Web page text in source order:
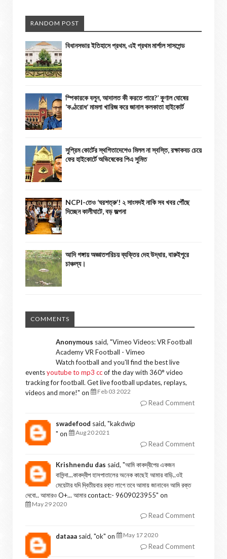
RANDOM POST
বিধানসভার ইতিহাসে প্রথম, এই প্রথম মার্শাল সাসপেন্ড
স্পিকারকে বলুন, আদালত কী করতে পারে?’ কুণাল ঘোষের
‘কণ্ঠরোধ’ মামলা খারিজ করে জানাল কলকাতা হাইকোর্ট
সুপ্রিম কোর্টের স্থগিতাদেশেও মিলল না স্বস্তি, রক্ষাকবচ চেয়ে
ফের হাইকোর্টে অভিষেকের পিএ সুমিত
NCPI-তেও ‘ঘরশত্রু’! ২ সাংসদই নাকি সব খবর পৌঁছে
দিচ্ছেন কালীঘাটে, বড় জল্পনা
আদি গঙ্গায় অজ্ঞাতপরিচয় ব্যক্তির দেহ উদ্ধার, বারুইপুরে
চাঞ্চল্য।
COMMENTS
Anonymous said, "Vimeo Videos: VR Football
Academy VR Football - Vimeo
Watch football and you'll find the best live
eventsyoutube to mp3 ccof the day with 360° video
tracking for football. Get live football updates, replays,
videos and more!" on Feb 03 2022
Read Comment
swadefood said, "kakdwip
" on
Aug 20 2021
Read Comment
Krishnendu das said, "আমি কাকদ্বীপের একজন
বাসিন্দা...কাকদ্বীপ হাসপাতালের অনেক কাছেই আমার বাড়ি..ওই
মেয়েটার যদি দ্বিতীয়বার রক্ত লাগে তবে আমায় জানাবেন আমি রক্ত
দেবো.. আমারও O+... আমার contact:- 9609023955" on
May 29 2020
Read Comment
dataaa said, "ok" on May 17 2020
Read Comment